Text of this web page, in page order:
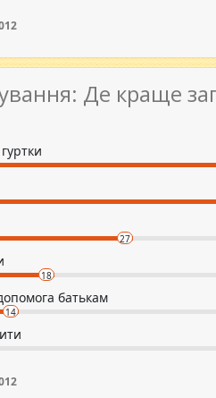
Де краще
27
18
батькам
14